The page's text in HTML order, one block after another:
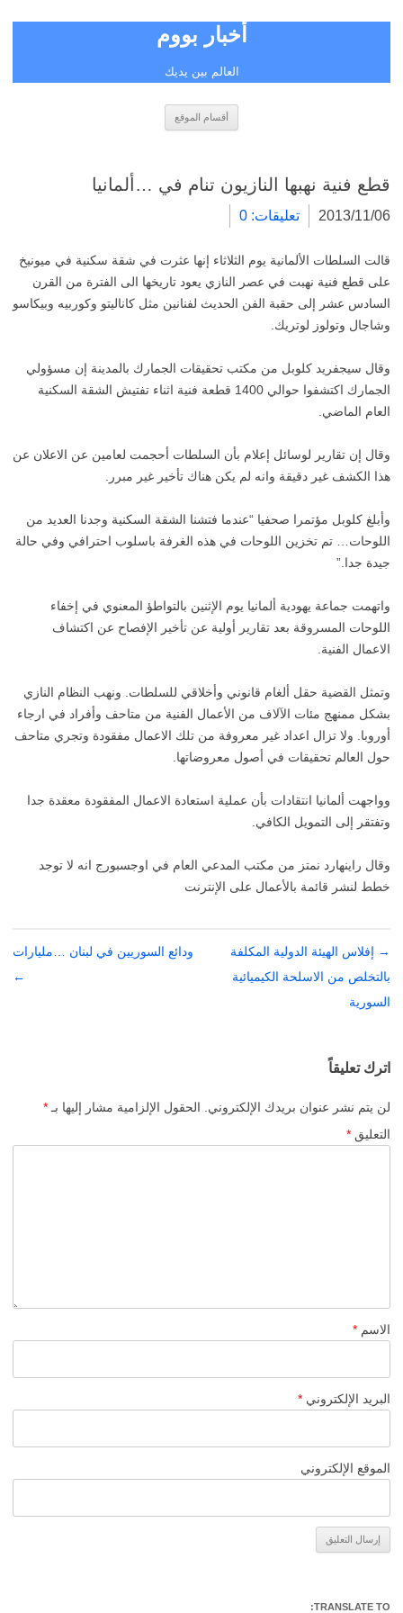
أخبار بووم
العالم بين يديك
أقسام الموقع
قطع فنية نهبها النازيون تنام في …ألمانيا
2013/11/06 تعليقات: 0
قالت السلطات الألمانية يوم الثلاثاء إنها عثرت في شقة سكنية في ميونيخ
على قطع فنية نهبت في عصر النازي يعود تاريخها الى الفترة من القرن
السادس عشر إلى حقبة الفن الحديث لفنانين مثل كاناليتو وكوربيه وبيكاسو
وشاجال وتولوز لوتريك.
وقال سيجفريد كلوبل من مكتب تحقيقات الجمارك بالمدينة إن مسؤولي
الجمارك اكتشفوا حوالي 1400 قطعة فنية اثناء تفتيش الشقة السكنية
العام الماضي.
وقال إن تقارير لوسائل إعلام بأن السلطات أحجمت لعامين عن الاعلان عن
هذا الكشف غير دقيقة وانه لم يكن هناك تأخير غير مبرر.
وأبلغ كلوبل مؤتمرا صحفيا “عندما فتشنا الشقة السكنية وجدنا العديد من
اللوحات… تم تخزين اللوحات في هذه الغرفة باسلوب احترافي وفي حالة
جيدة جدا.”
واتهمت جماعة يهودية ألمانيا يوم الإثنين بالتواطؤ المعنوي في إخفاء
اللوحات المسروقة بعد تقارير أولية عن تأخير الإفصاح عن اكتشاف
الاعمال الفنية.
وتمثل القضية حقل ألغام قانوني وأخلاقي للسلطات. ونهب النظام النازي
بشكل ممنهج مئات الآلاف من الأعمال الفنية من متاحف وأفراد في ارجاء
أوروبا. ولا تزال اعداد غير معروفة من تلك الاعمال مفقودة وتجري متاحف
حول العالم تحقيقات في أصول معروضاتها.
وواجهت ألمانيا انتقادات بأن عملية استعادة الاعمال المفقودة معقدة جدا
وتفتقر إلى التمويل الكافي.
وقال راينهارد نمتز من مكتب المدعي العام في اوجسبورج انه لا توجد
خطط لنشر قائمة بالأعمال على الإنترنت
تصفّح
المقالات
→ إفلاس الهيئة الدولية المكلفة
بالتخلص من الاسلحة الكيميائية
السورية
ودائع السوريين في لبنان …مليارات
←
اترك تعليقاً
لن يتم نشر عنوان بريدك الإلكتروني. الحقول الإلزامية مشار إليها بـ *
التعليق *
الاسم *
البريد الإلكتروني *
الموقع الإلكتروني
TRANSLATE TO: